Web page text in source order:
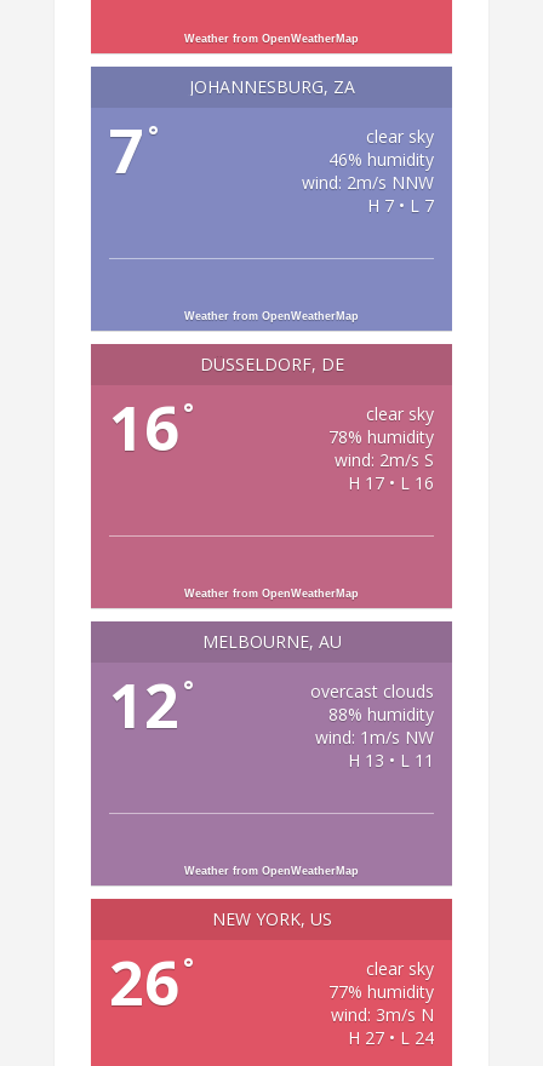
Weather from OpenWeatherMap
JOHANNESBURG, ZA
7 °
clear sky
46% humidity
wind: 2m/s NNW
H 7 • L 7
Weather from OpenWeatherMap
DÜSSELDORF, DE
16°
clear sky
78% humidity
wind: 2m/s S
H 17 • L 16
Weather from OpenWeatherMap
MELBOURNE, AU
12 °
overcast clouds
88% humidity
wind: 1m/s NW
H 13 • L 11
Weather from OpenWeatherMap
NEW YORK, US
26°
clear sky
77% humidity
wind: 3m/s N
H 27 • L 24